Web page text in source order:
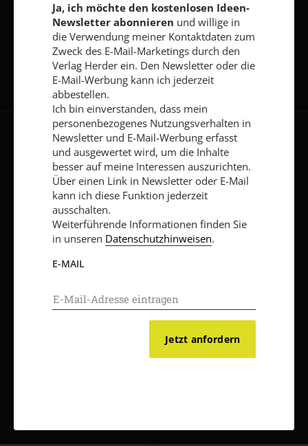
Jetzt anmelden
AGB und Widerrufsbelehrung Datenschutz Barrierefreiheit
Impressum
Vertrag widerrufen
Ja, ich möchte den kostenlosen Ideen-
Newsletter abonnieren und willige in
die Verwendung meiner Kontaktdaten zum
Zweck des E-Mail-Marketings durch den
Verlag Herder ein. Den Newsletter oder die
E-Mail-Werbung kann ich jederzeit
abbestellen.
Ich bin einverstanden, dass mein
personenbezogenes Nutzungsverhalten in
Newsletter und E-Mail-Werbung erfasst
und ausgewertet wird, um die Inhalte
besser auf meine Interessen auszurichten.
Über einen Link in Newsletter oder E-Mail
kann ich diese Funktion jederzeit
ausschalten.
Weiterführende Informationen finden Sie
in unseren Datenschutzhinweisen.
E-MAIL
Jetzt anfordern